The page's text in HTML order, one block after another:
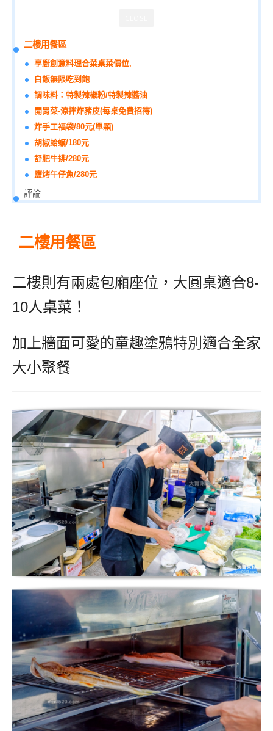
二樓用餐區
享廚創意料理合菜桌菜價位,
白飯無限吃到飽
調味料：特製辣椒粉/特製辣醬油
開胃菜-涼拌炸豬皮(每桌免費招待)
炸手工福袋/80元(單顆)
胡椒蛤蠣/180元
舒肥牛排/280元
鹽烤午仔魚/280元
評論
二樓用餐區
二樓則有兩處包廂座位，大圓桌適合8-
10人桌菜！
加上牆面可愛的童趣塗鴉特別適合全家
大小聚餐